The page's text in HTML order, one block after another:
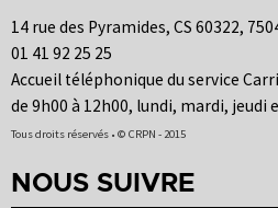
14 rue des Pyramides, CS 60322,
01 41 92 25 25
Accueil téléphonique du service
de 9h00 à 12h00, lundi, mardi, jeudi
Tous droits réservés • © CRPN - 2015
NOUS SUIVRE